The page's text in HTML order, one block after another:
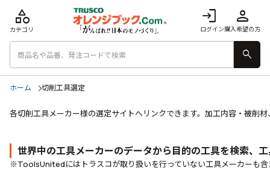
login
ログイン
person
購入希望の方
category
カテゴリ
search
ホーム 切削工具選定
各切削工具メーカー様の選定サイトへリンクできます。加工内容・被削
世界中の工具メーカーのデータから目的の工具を検索、
※ToolsUnitedにはトラスコが取り扱いを行っていない工具メーカーも含